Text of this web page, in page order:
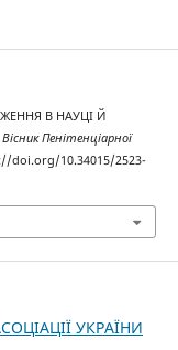
В НАУЦІ Й
Вісник Пенітенціарної
doi.org/10.34015/2523-
УКРАЇНИ